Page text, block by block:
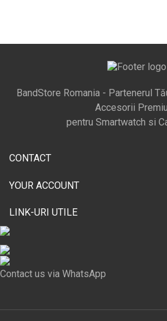
BandStore Romania - Partenerul
Accesorii
pentru Smartwatch si
CONTACT
YOUR ACCOUNT
LINK-URI UTILE
Contact us via WhatsApp